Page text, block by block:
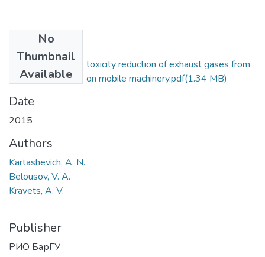
No
Thumbnail
Available
Techniques for the toxicity reduction of exhaust gases from
the diesel engines on mobile machinery.pdf(1.34 MB)
Date
2015
Authors
Kartashevich, A. N.
Belousov, V. A.
Kravets, A. V.
Publisher
РИО БарГУ